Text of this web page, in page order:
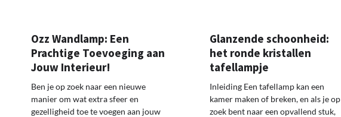
Ozz Wandlamp: Een
Prachtige Toevoeging aan
Jouw Interieur!
Ben je op zoek naar een nieuwe
manier om wat extra sfeer en
gezelligheid toe te voegen aan jouw
Glanzende schoonheid:
het ronde kristallen
tafellampje
Inleiding Een tafellamp kan een
kamer maken of breken, en als je op
zoek bent naar een opvallend stuk,